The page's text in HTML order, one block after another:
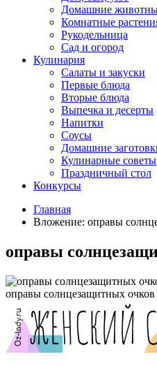
Домашние
Комнатные
Рукодельница
Сад и огород
Кулинария
Салаты и закуски
Первые блюда
Вторые блюда
Выпечка и десерты
Напитки
Соусы
Домашние
Кулинарные советы
Праздничный стол
Конкурсы
Главная
Вложение: оправы
оправы
оправы солнцезащитных очков